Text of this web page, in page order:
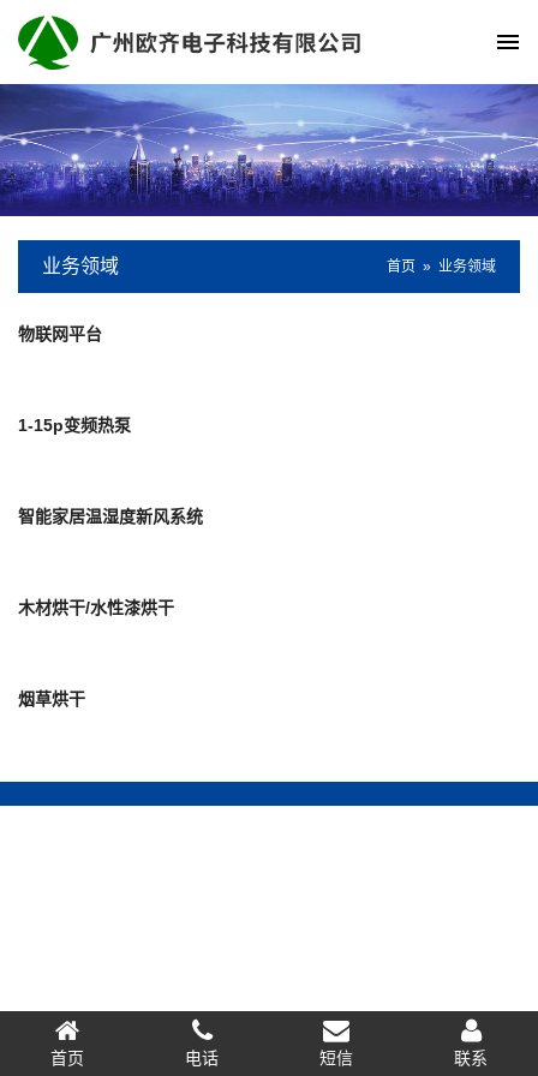
业务领域 首页 » 业务领域
物联网平台
1-15p变频热泵
智能家居温湿度新风系统
木材烘干/水性漆烘干
烟草烘干
首页 电话 短信 联系